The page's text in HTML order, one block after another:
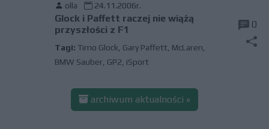
olla 24.11.2006r.
Glock i Paffett raczej nie wiążą
przyszłości z F1
Tagi: Timo Glock Gary Paffett McLaren
BMW Sauber GP2 iSport
0
archiwum aktualności »